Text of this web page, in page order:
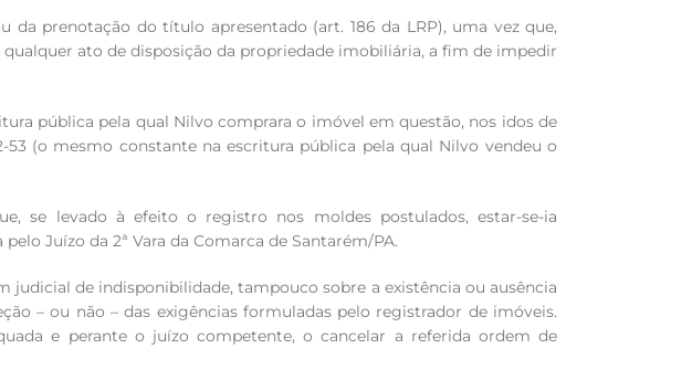
prenotação do título apresentado (art. 186 da LRP), uma vez que,
ato de disposição da propriedade imobiliária, a fim de impedir
pública pela qual Nilvo comprara o imóvel em questão, nos idos de
53 (o mesmo constante na escritura pública pela qual Nilvo vendeu o
se levado à efeito o registro nos moldes postulados, estar-se-ia
Juízo da 2ª Vara da Comarca de Santarém/PA.
de indisponibilidade, tampouco sobre a existência ou ausência
– ou não – das exigências formuladas pelo registrador de imóveis.
e perante o juízo competente, o cancelar a referida ordem de